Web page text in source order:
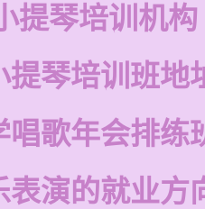
提琴培训机构
提琴培训班地
唱歌年会排练
表演的就业方